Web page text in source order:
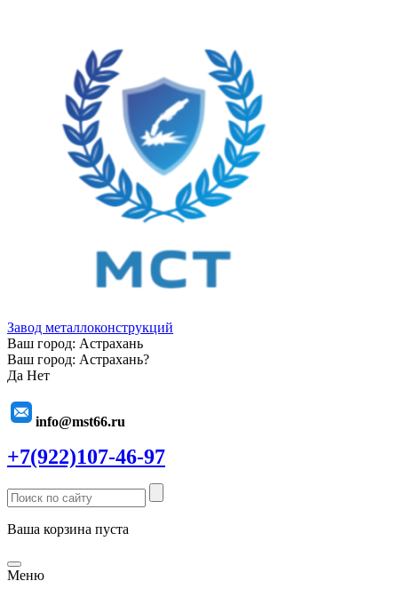
Завод металлоконструкций
Ваш город: Астрахань
Ваш город: Астрахань?
Да Нет
info@mst66.ru
+7(922)107-46-97
Ваша корзина пуста
Меню